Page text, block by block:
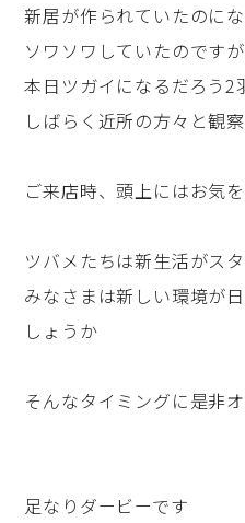
新居が作られていたのに
ソワソワしていたのですが
本日ツガイになるだろう2
しばらく近所の方々と観
ご来店時、頭上にはお気
ツバメたちは新生活がス
みなさまは新しい環境が
しょうか
そんなタイミングに是非
足なりダービーです